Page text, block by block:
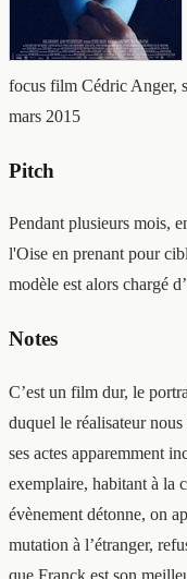
focus film Cédric Anger,
mars 2015
Pitch
Pendant plusieurs mois,
l'Oise en prenant pour
modèle est alors chargé
Notes
C’est un film dur, le
duquel le réalisateur
ses actes apparemment
exemplaire, habitant à la
évènement détonne, on
mutation à l’étranger,
que Franck est son